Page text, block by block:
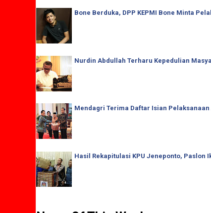
Bone Berduka, DPP KEPMI Bone Minta
Nurdin Abdullah Terharu Kepedulian
Mendagri Terima Daftar Isian
Hasil Rekapitulasi KPU Jeneponto, Paslon